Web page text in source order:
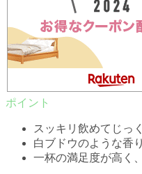
スッキリ飲めてじっ
白ブドウのような香
一杯の満足度が高く